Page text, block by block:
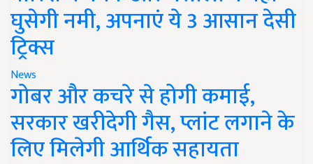
घुसेगी नमी, अपनाएं ये 3 आसान देसी
ट्रिक्स
News
गोबर और कचरे से होगी कमाई,
सरकार खरीदेगी गैस, प्लांट लगाने के
लिए मिलेगी आर्थिक सहायता